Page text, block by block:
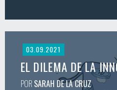
03.09.2021
EL DILEMA DE LA
POR SARAH DE LA CRUZ